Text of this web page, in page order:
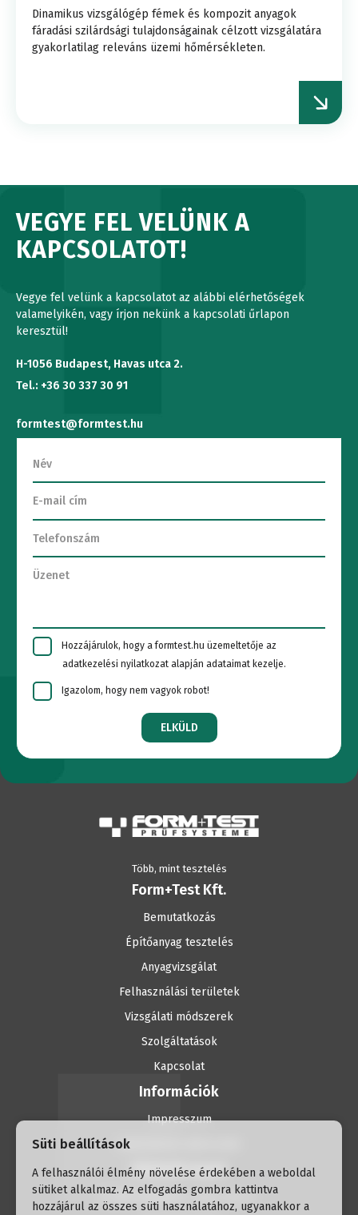
Dinamikus vizsgálógép fémek és kompozit anyagok
fáradási szilárdsági tulajdonságainak célzott vizsgálatára
gyakorlatilag releváns üzemi hőmérsékleten.
VEGYE FEL VELÜNK A
KAPCSOLATOT!
Vegye fel velünk a kapcsolatot az alábbi elérhetőségek
valamelyikén, vagy írjon nekünk a kapcsolati űrlapon
keresztül!
H-1056 Budapest, Havas utca 2.
Tel.: +36 30 337 30 91
formtest@formtest.hu
Hozzájárulok, hogy a formtest.hu üzemeltetője az
adatkezelési nyilatkozat alapján adataimat kezelje.
Igazolom, hogy nem vagyok robot!
ELKÜLD
Több, mint tesztelés
Form+Test Kft.
Bemutatkozás
Építőanyag tesztelés
Anyagvizsgálat
Felhasználási területek
Vizsgálati módszerek
Szolgáltatások
Kapcsolat
Információk
Impresszum
Adatvédelmi tájékoztató
Elérhetőségek
H-1056 Budapest, Havas utca 2.
Süti beállítások
A felhasználói élmény növelése érdekében a weboldal
sütiket alkalmaz. Az elfogadás gombra kattintva
hozzájárul az összes süti használatához, ugyanakkor a